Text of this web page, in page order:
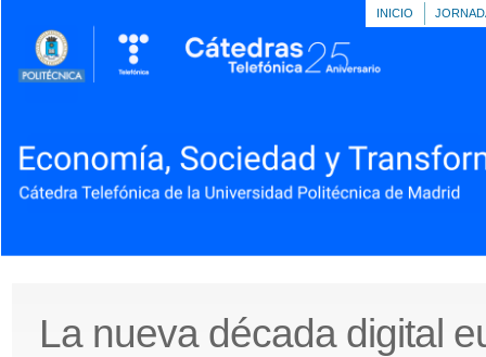
INICIO
La nueva década digital